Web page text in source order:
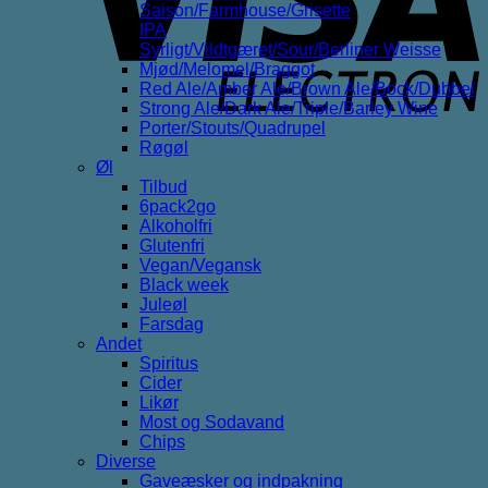
Saison/Farmhouse/Grisette
IPA
Syrligt/Vildtgæret/Sour/Berliner Weisse
Mjød/Melomel/Braggot
Red Ale/Amber Ale/Brown Ale/Bock/Dubbel
Strong Ale/Dark Ale/Triple/Barley Wine
Porter/Stouts/Quadrupel
Røgøl
Øl
Tilbud
6pack2go
Alkoholfri
Glutenfri
Vegan/Vegansk
Black week
Juleøl
Farsdag
Andet
Spiritus
Cider
Likør
Most og Sodavand
Chips
Diverse
Gaveæsker og indpakning